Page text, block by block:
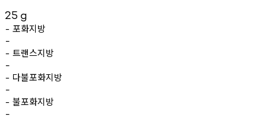
25 g
- 포화지방
-
- 트랜스지방
-
- 다불포화지방
-
- 불포화지방
-